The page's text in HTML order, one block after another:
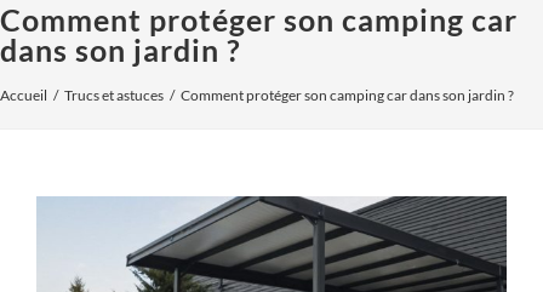
Comment protéger son camping car
dans son jardin ?
Accueil Trucs et astuces Comment protéger son camping car dans son jardin ?